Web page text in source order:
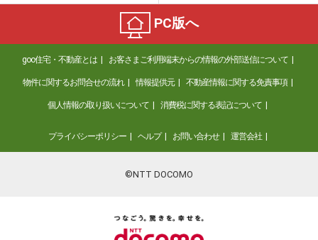
PC版へ
goo住宅・不動産とは お客さまご利用端末からの情報の外部送信について
物件に関するお問合せの流れ 情報提供元 不動産情報に関する免責事項
個人情報の取り扱いについて 消費税に関する表記について
プライバシーポリシー ヘルプ お問い合わせ 運営会社
©NTT DOCOMO